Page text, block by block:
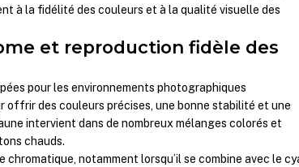
à la fidélité des couleurs et à la qualité visuelle des
et reproduction fidèle des
pour les environnements photographiques
offrir des couleurs précises, une bonne stabilité et une
intervient dans de nombreux mélanges colorés et
chauds.
chromatique, notamment lorsqu’il se combine avec le